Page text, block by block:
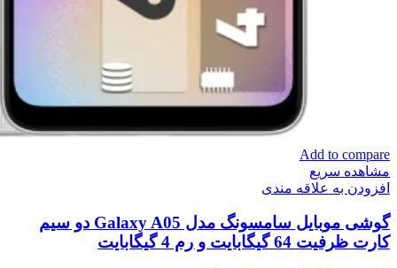
Add to compare
مشاهده سریع
افزودن به علاقه مندی
گوشی موبایل سامسونگ مدل Galaxy A05 دو سیم
کارت ظرفیت 64 گیگابایت و رم 4 گیگابایت